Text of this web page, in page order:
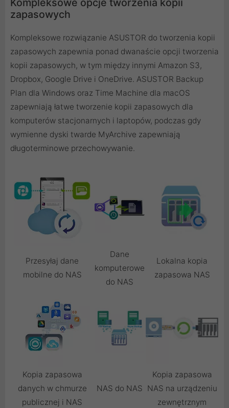
Kompleksowe opcje tworzenia kopii
zapasowych
Kompleksowe rozwiązanie ASUSTOR do tworzenia kopii
zapasowych zapewnia ponad dwanaście opcji tworzenia
kopii zapasowych, w tym między innymi Amazon S3,
Dropbox, Google Drive i OneDrive. ASUSTOR Backup
Plan dla Windows oraz Time Machine dla macOS
zapewniają łatwe tworzenie kopii zapasowych dla
komputerów stacjonarnych i laptopów, podczas gdy
wymienne dyski twarde MyArchive zapewniają
długoterminowe przechowywanie.
Przesyłaj dane
mobilne do NAS
Dane
komputerowe
do NAS
Lokalna kopia
zapasowa NAS
Kopia zapasowa
danych w chmurze
publicznej i NAS
NAS do NAS
Kopia zapasowa
NAS na urządzeniu
zewnętrznym